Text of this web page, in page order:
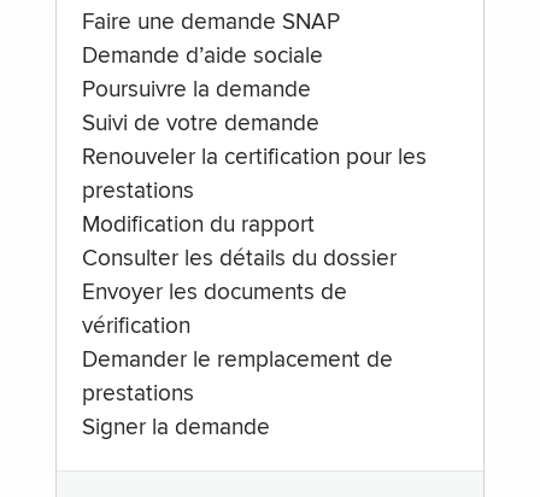
Faire une demande SNAP
Demande d’aide sociale
Poursuivre la demande
Suivi de votre demande
Renouveler la certification pour les
prestations
Modification du rapport
Consulter les détails du dossier
Envoyer les documents de
vérification
Demander le remplacement de
prestations
Signer la demande